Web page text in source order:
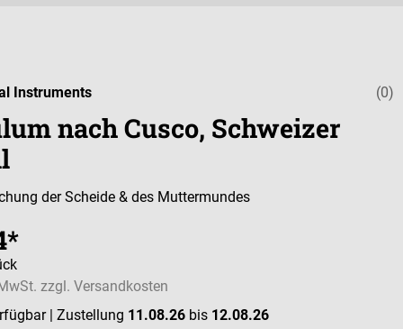
(0)
Instruments
nach Cusco, Schweizer
der Scheide & des Muttermundes
zzgl. Versandkosten
| Zustellung 11.08.26 bis 12.08.26